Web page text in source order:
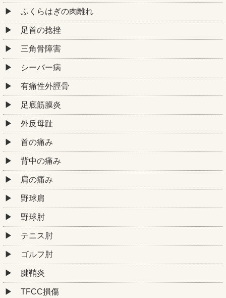
ふくらはぎの肉離れ
足首の捻挫
三角骨障害
シーバー病
有痛性外脛骨
足底筋膜炎
外反母趾
首の痛み
背中の痛み
肩の痛み
野球肩
野球肘
テニス肘
ゴルフ肘
腱鞘炎
TFCC損傷